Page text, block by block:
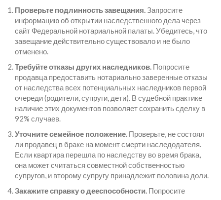
Проверьте подлинность завещания.Запросите
информацию об открытии наследственного дела через
сайт Федеральной нотариальной палаты. Убедитесь, что
завещание действительно существовало и не было
отменено.
Требуйте отказы других наследников. Попросите
продавца предоставить нотариально заверенные отказы
от наследства всех потенциальных наследников первой
очереди (родители, супруги, дети). В судебной практике
наличие этих документов позволяет сохранить сделку в
92% случаев.
Уточните семейное положение. Проверьте, не состоял
ли продавец в браке на момент смерти наследодателя.
Если квартира перешла по наследству во время брака,
она может считаться совместной собственностью
супругов, и второму супругу принадлежит половина доли.
Закажите справку о дееспособности. Попросите